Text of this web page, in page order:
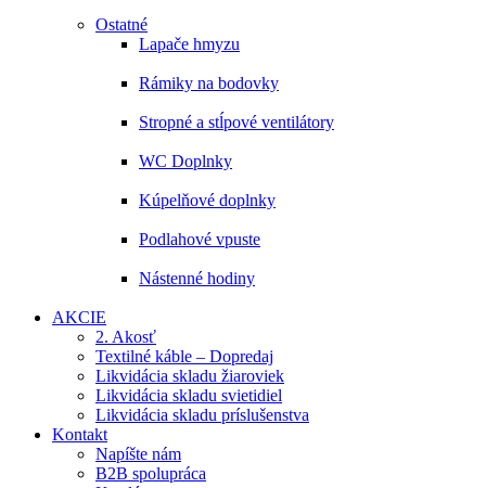
Ostatné
Lapače hmyzu
Rámiky na bodovky
Stropné a stĺpové ventilátory
WC Doplnky
Kúpelňové doplnky
Podlahové vpuste
Nástenné hodiny
AKCIE
2. Akosť
Textilné káble – Dopredaj
Likvidácia skladu žiaroviek
Likvidácia skladu svietidiel
Likvidácia skladu príslušenstva
Kontakt
Napíšte nám
B2B spolupráca